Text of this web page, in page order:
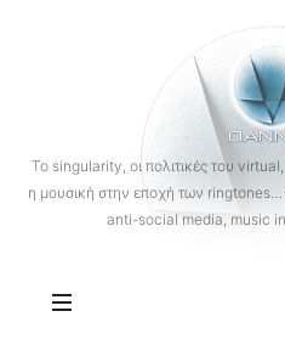
To singularity, οι πολιτικές του
η μουσική στην εποχή των
anti-social media, music